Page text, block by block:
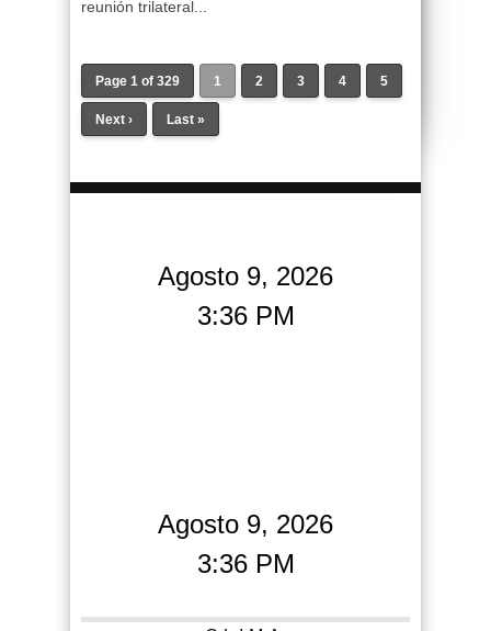
reunión trilateral...
Page 1 of 329 1 2 3 4 5
Next › Last »
Agosto 9, 2026
3:36 PM
Agosto 9, 2026
3:36 PM